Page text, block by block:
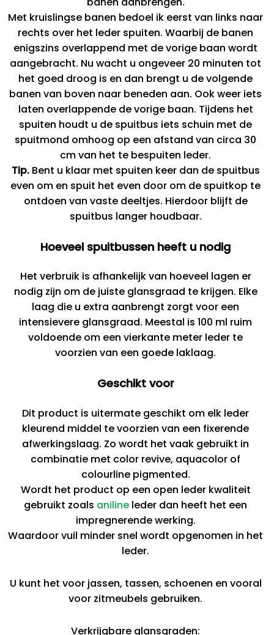
Met kruislingse banen bedoel ik eerst van links naar
rechts over het leder spuiten. Waarbij de banen
enigszins overlappend met de vorige baan wordt
aangebracht. Nu wacht u ongeveer 20 minuten tot
het goed droog is en dan brengt u de volgende
banen van boven naar beneden aan. Ook weer iets
laten overlappende de vorige baan. Tijdens het
spuiten houdt u de spuitbus iets schuin met de
spuitmond omhoog op een afstand van circa 30
cm van het te bespuiten leder.
Tip.Bent u klaar met spuiten keer dan de spuitbus
even om en spuit het even door om de spuitkop te
ontdoen van vaste deeltjes. Hierdoor blijft de
spuitbus langer houdbaar.
Hoeveel spuitbussen heeft u nodig
Het verbruik is afhankelijk van hoeveel lagen er
nodig zijn om de juiste glansgraad te krijgen. Elke
laag die u extra aanbrengt zorgt voor een
intensievere glansgraad. Meestal is 100 ml ruim
voldoende om een vierkante meter leder te
voorzien van een goede laklaag.
Geschikt voor
Dit product is uitermate geschikt om elk leder
kleurend middel te voorzien van een fixerende
afwerkingslaag. Zo wordt het vaak gebruikt in
combinatie met color revive, aquacolor of
colourline pigmented.
Wordt het product op een open leder kwaliteit
gebruikt zoals aniline leder dan heeft het een
impregnerende werking.
Waardoor vuil minder snel wordt opgenomen in het
leder.
U kunt het voor jassen, tassen, schoenen en vooral
voor zitmeubels gebruiken.
Verkrijgbare glansgraden: